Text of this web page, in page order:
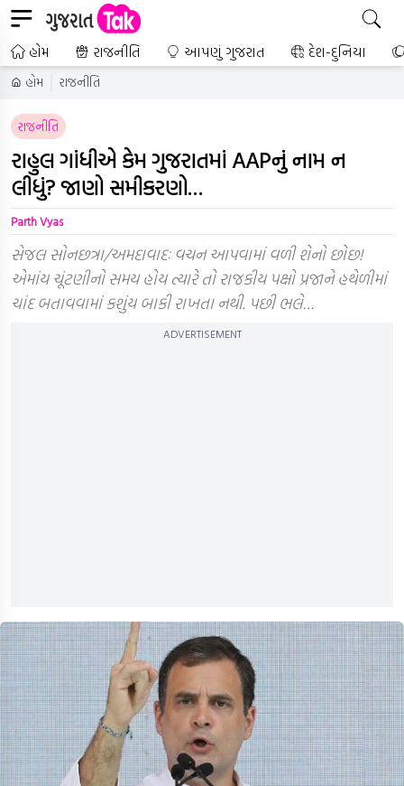
હોમ રાજનીતિ આપણું ગુજરાત દેશ-દુનિયા
હોમ રાજનીતિ
રાજનીતિ
રાહુલ ગાંધીએ કેમ ગુજરાતમાં AAPનું નામ ન
લીધું? જાણો સમીકરણો…
Parth Vyas
સેજલ સોનછત્રા/અમદાવાદઃ વચન આપવામાં વળી શેનો છોછ!
એમાંય ચૂંટણીનો સમય હોય ત્યારે તો રાજકીય પક્ષો પ્રજાને હથેળીમાં
ચાંદ બતાવવામાં કશુંય બાકી રાખતા નથી. પછી ભલે…
ADVERTISEMENT